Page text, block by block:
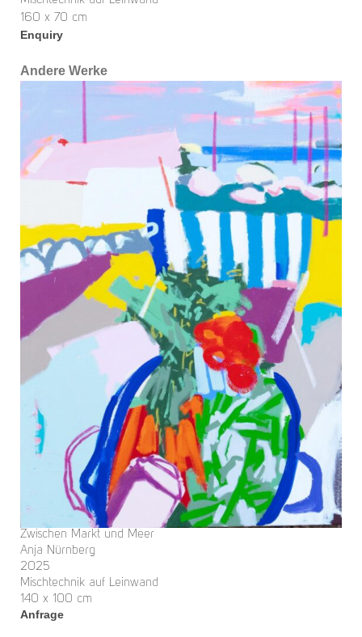
160 x 70 cm
Enquiry
Andere Werke
Zwischen Markt und Meer
Anja Nürnberg
2025
Mischtechnik auf Leinwand
140 x 100 cm
Anfrage